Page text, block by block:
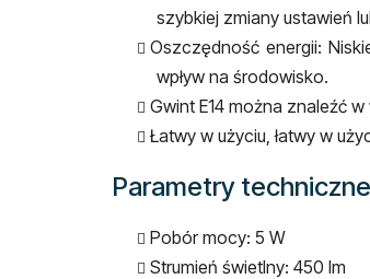
szybkiej zmiany ustawień
Oszczędność energii:
wpływ na środowisko.
Gwint E14 można znaleźć
Łatwy w użyciu, łatwy w
Parametry
Pobór mocy: 5 W
Strumień świetlny: 450 lm